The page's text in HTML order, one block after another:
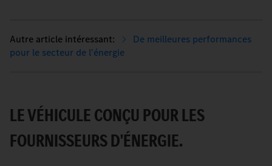
De meilleures performances
pour le secteur de l'énergie
LE VÉHICULE CONÇU POUR LES
FOURNISSEURS D'ÉNERGIE.